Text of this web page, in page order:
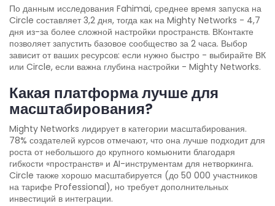
По данным исследования Fahimai, среднее время запуска на
Circle составляет 3,2 дня, тогда как на Mighty Networks - 4,7
дня из-за более сложной настройки пространств. ВКонтакте
позволяет запустить базовое сообщество за 2 часа. Выбор
зависит от ваших ресурсов: если нужно быстро - выбирайте ВК
или Circle, если важна глубина настройки - Mighty Networks.
Какая платформа лучше для
масштабирования?
Mighty Networks лидирует в категории масштабирования.
78% создателей курсов отмечают, что она лучше подходит для
роста от небольшого до крупного комьюнити благодаря
гибкости «пространств» и AI-инструментам для нетворкинга.
Circle также хорошо масштабируется (до 50 000 участников
на тарифе Professional), но требует дополнительных
инвестиций в интеграции.